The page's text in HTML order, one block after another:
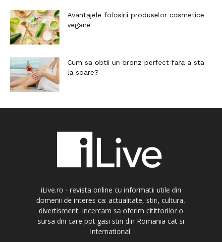
Avantajele folosirii produselor cosmetice
vegane
Cum sa obtii un bronz perfect fara a sta
la soare?
iLive.ro - revista online cu informatii utile din
domenii de interes ca: actualitate, stiri, cultura,
divertisment. Incercam sa oferim citittorilor o
sursa din care pot gasi stiri din Romania cat si
International.